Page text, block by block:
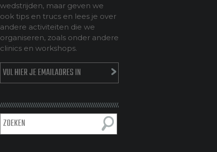
wedstrijden, maar geven we
ook tips en trucs en lees je over
andere activiteiten die we
organiseren, zoals onder andere
clinics en workshops.